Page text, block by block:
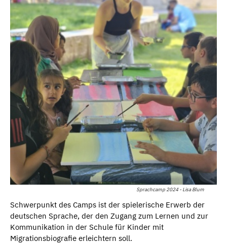
Sprachcamp 2024 - Lisa Blum
Schwerpunkt des Camps ist der spielerische Erwerb der
deutschen Sprache, der den Zugang zum Lernen und zur
Kommunikation in der Schule für Kinder mit
Migrationsbiografie erleichtern soll.